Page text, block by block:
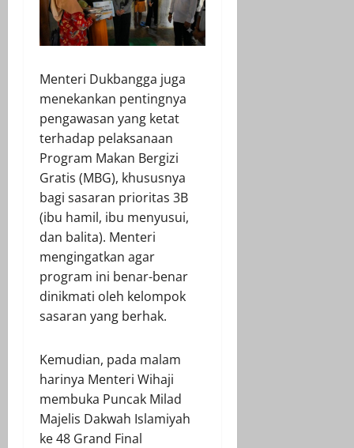
Menteri Dukbangga juga
menekankan pentingnya
pengawasan yang ketat
terhadap pelaksanaan
Program Makan Bergizi
Gratis (MBG), khususnya
bagi sasaran prioritas 3B
(ibu hamil, ibu menyusui,
dan balita). Menteri
mengingatkan agar
program ini benar-benar
dinikmati oleh kelompok
sasaran yang berhak.
Kemudian, pada malam
harinya Menteri Wihaji
membuka Puncak Milad
Majelis Dakwah Islamiyah
ke 48 Grand Final